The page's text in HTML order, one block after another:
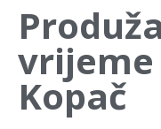
vrijeme
Kopač
▼
▼